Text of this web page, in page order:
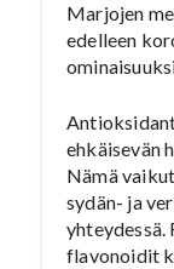
Marjojen
edelleen
ehkäisevän
Nämä
sydän- ja
yhteydessä.
flavonoidit